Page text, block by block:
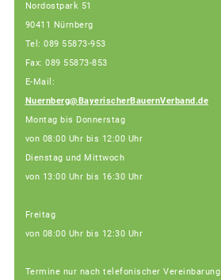
Nordostpark 51
90411 Nürnberg
Tel: 089 55873-953
Fax: 089 55873-853
E-Mail:
Nuernberg@BayerischerBauernVerband.de
Montag bis Donnerstag
von 08:00 Uhr bis 12:00 Uhr
Dienstag und Mittwoch
von 13:00 Uhr bis 16:30 Uhr
Freitag
von 08:00 Uhr bis 12:30 Uhr
Termine nur nach telefonischer Vereinbarung